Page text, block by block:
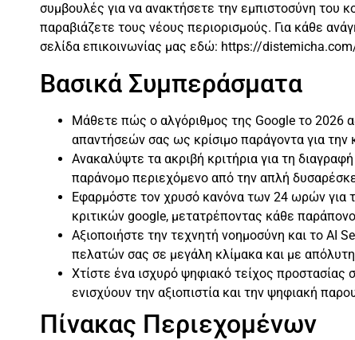
συμβουλές για να ανακτήσετε την εμπιστοσύνη του
παραβιάζετε τους νέους περιορισμούς. Για κάθε
σελίδα επικοινωνίας μας εδώ: https://
Βασικά Συμπεράσματα
Μάθετε πώς ο αλγόριθμος της Google το 2026
απαντήσεών σας ως κρίσιμο παράγοντα για την
Ανακαλύψτε τα ακριβή κριτήρια για τη
παράνομο περιεχόμενο από την απλή
Εφαρμόστε τον χρυσό κανόνα των 24 ωρών για
κριτικών google, μετατρέποντας κάθε
Αξιοποιήστε την τεχνητή νοημοσύνη και το AI
πελατών σας σε μεγάλη κλίμακα και με απόλυτη
Χτίστε ένα ισχυρό ψηφιακό τείχος προστασίας
ενισχύουν την αξιοπιστία και την ψηφιακή
Πίνακας Περιεχομένων